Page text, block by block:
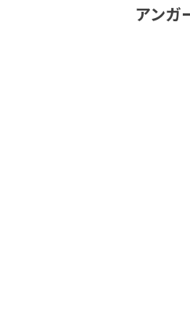
アンガ